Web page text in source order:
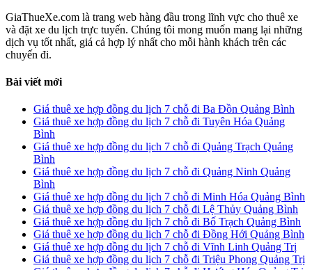
GiaThueXe.com là trang web hàng đầu trong lĩnh vực cho thuê xe
và đặt xe du lịch trực tuyến. Chúng tôi mong muốn mang lại những
dịch vụ tốt nhất, giá cả hợp lý nhất cho mỗi hành khách trên các
chuyến đi.
Bài viết mới
Giá thuê xe hợp đồng du lịch 7 chỗ đi Ba Đồn Quảng Bình
Giá thuê xe hợp đồng du lịch 7 chỗ đi Tuyên Hóa Quảng
Bình
Giá thuê xe hợp đồng du lịch 7 chỗ đi Quảng Trạch Quảng
Bình
Giá thuê xe hợp đồng du lịch 7 chỗ đi Quảng Ninh Quảng
Bình
Giá thuê xe hợp đồng du lịch 7 chỗ đi Minh Hóa Quảng Bình
Giá thuê xe hợp đồng du lịch 7 chỗ đi Lệ Thủy Quảng Bình
Giá thuê xe hợp đồng du lịch 7 chỗ đi Bố Trạch Quảng Bình
Giá thuê xe hợp đồng du lịch 7 chỗ đi Đồng Hới Quảng Bình
Giá thuê xe hợp đồng du lịch 7 chỗ đi Vĩnh Linh Quảng Trị
Giá thuê xe hợp đồng du lịch 7 chỗ đi Triệu Phong Quảng Trị